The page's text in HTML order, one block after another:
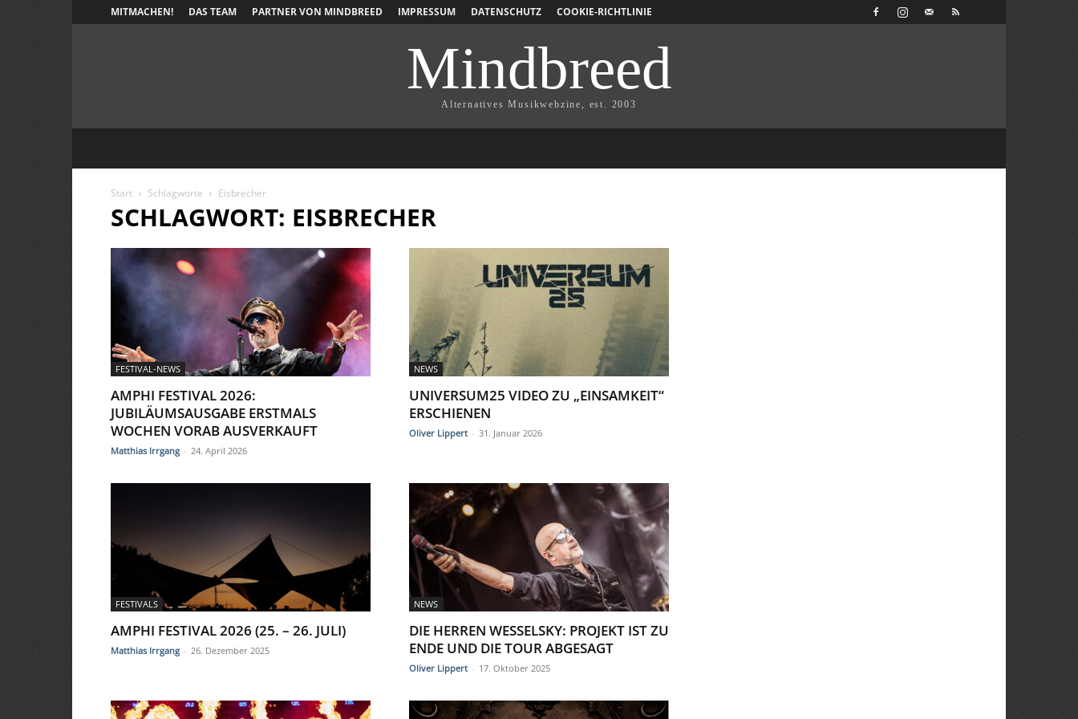
MITMACHEN! DAS TEAM PARTNER VON MINDBREED IMPRESSUM DATENSCHUTZ COOKIE-RICHTLINIE
Mindbreed
Alternatives Musikwebzine, est. 2003
Start Schlagworte Eisbrecher
SCHLAGWORT: EISBRECHER
FESTIVAL-NEWS
AMPHI FESTIVAL 2026:
JUBILÄUMSAUSGABE ERSTMALS
WOCHEN VORAB AUSVERKAUFT
Matthias Irrgang - 24. April 2026
NEWS
UNIVERSUM25 VIDEO ZU „EINSAMKEIT“
ERSCHIENEN
Oliver Lippert - 31. Januar 2026
FESTIVALS
AMPHI FESTIVAL 2026 (25. – 26. JULI)
Matthias Irrgang - 26. Dezember 2025
NEWS
DIE HERREN WESSELSKY: PROJEKT IST ZU
ENDE UND DIE TOUR ABGESAGT
Oliver Lippert - 17. Oktober 2025